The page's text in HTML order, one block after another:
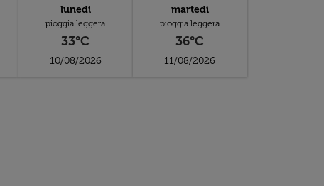
lunedì
pioggia leggera
33°C
10/08/2026
martedì
pioggia leggera
36°C
11/08/2026